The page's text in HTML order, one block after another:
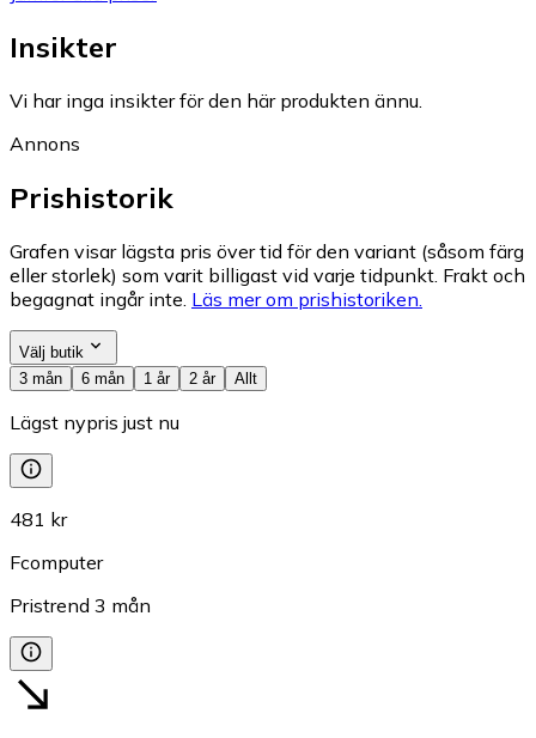
Insikter
Vi har inga insikter för den här produkten ännu.
Annons
Prishistorik
Grafen visar lägsta pris över tid för den variant (såsom färg
eller storlek) som varit billigast vid varje tidpunkt. Frakt och
begagnat ingår inte. Läs mer om prishistoriken.
Välj butik
3 mån
6 mån 1 år 2 år Allt
Lägst nypris just nu
481 kr
Fcomputer
Pristrend 3 mån